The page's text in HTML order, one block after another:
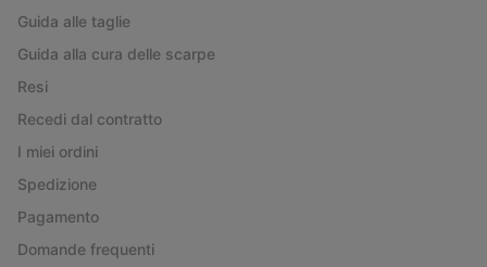
Guida alle taglie
Guida alla cura delle scarpe
Resi
Recedi dal contratto
I miei ordini
Spedizione
Pagamento
Domande frequenti